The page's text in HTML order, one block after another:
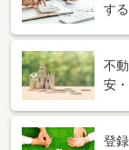
す
不
安
登